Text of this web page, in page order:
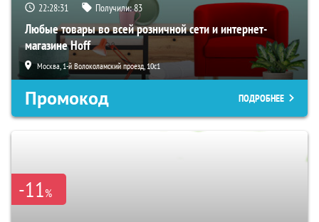
22:28:29 Получили:83
Любые товары во всей розничной сети и интернет-
магазине Hoff
Москва, 1-й Волоколамский проезд, 10с1
Промокод ПОДРОБНЕЕ
-11%